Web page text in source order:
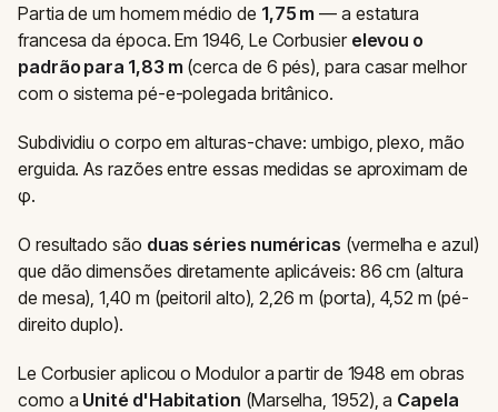
Partia de um homem médio de 1,75 m — a estatura
francesa da época. Em 1946, Le Corbusier elevou o
padrão para 1,83 m (cerca de 6 pés), para casar melhor
com o sistema pé-e-polegada britânico.
Subdividiu o corpo em alturas-chave: umbigo, plexo, mão
erguida. As razões entre essas medidas se aproximam de
φ.
O resultado são duas séries numéricas (vermelha e azul)
que dão dimensões diretamente aplicáveis: 86 cm (altura
de mesa), 1,40 m (peitoril alto), 2,26 m (porta), 4,52 m (pé-
direito duplo).
Le Corbusier aplicou o Modulor a partir de 1948 em obras
como a Unité d'Habitation (Marselha, 1952), a Capela